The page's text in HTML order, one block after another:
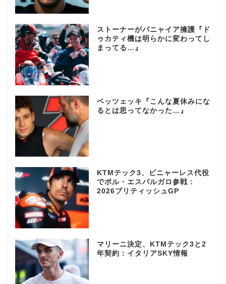
ストーナーがバニャイア擁護『ド
ゥカティ機は明らかに変わってし
まってる…』
ベッツェッキ『こんな夏休みにな
るとは思ってなかった…』
KTMテック3、ビニャーレス代役
でポル・エスパルガロ参戦：
2026ブリティッシュGP
マリーニ決定、KTMテック3と2
年契約：イタリアSKY情報